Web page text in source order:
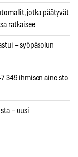
jotka päätyvät
ratkaisee
– syöpäsolun
349 ihmisen aineisto
– uusi